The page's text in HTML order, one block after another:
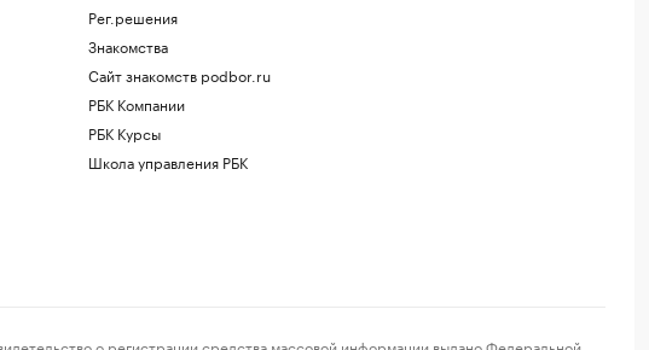
Рег.решения
Знакомства
Сайт знакомств podbor.ru
РБК Компании
РБК Курсы
Школа управления РБК